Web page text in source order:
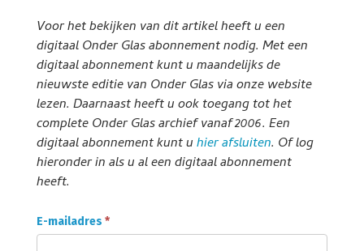
Voor het bekijken van dit artikel heeft u een
digitaal Onder Glas abonnement nodig. Met een
digitaal abonnement kunt u maandelijks de
nieuwste editie van Onder Glas via onze website
lezen. Daarnaast heeft u ook toegang tot het
complete Onder Glas archief vanaf 2006. Een
digitaal abonnement kunt uhier afsluiten. Of log
hieronder in als u al een digitaal abonnement
heeft.
Onder
Glas
E-mailadres *